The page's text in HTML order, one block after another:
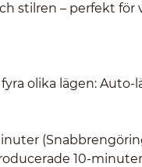
stilren – perfekt för
olika lägen: Auto-
10-